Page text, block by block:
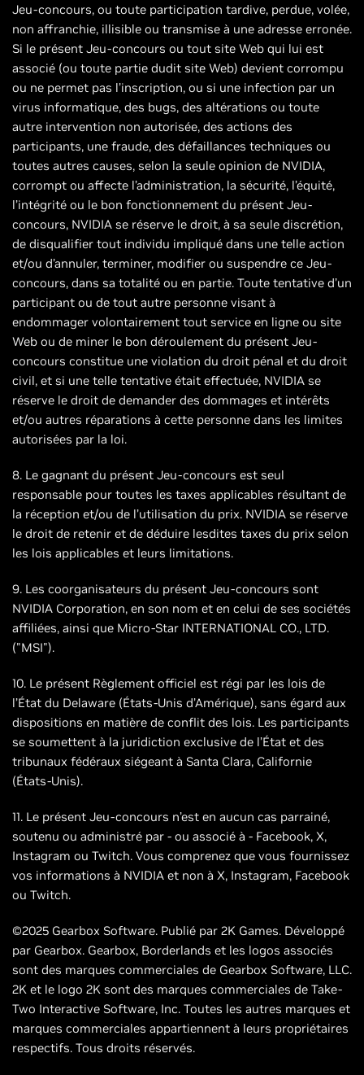
Jeu-concours, ou toute participation tardive, perdue, volée,
non affranchie, illisible ou transmise à une adresse erronée.
Si le présent Jeu-concours ou tout site Web qui lui est
associé (ou toute partie dudit site Web) devient corrompu
ou ne permet pas l’inscription, ou si une infection par un
virus informatique, des bugs, des altérations ou toute
autre intervention non autorisée, des actions des
participants, une fraude, des défaillances techniques ou
toutes autres causes, selon la seule opinion de NVIDIA,
corrompt ou affecte l’administration, la sécurité, l’équité,
l’intégrité ou le bon fonctionnement du présent Jeu-
concours, NVIDIA se réserve le droit, à sa seule discrétion,
de disqualifier tout individu impliqué dans une telle action
et/ou d’annuler, terminer, modifier ou suspendre ce Jeu-
concours, dans sa totalité ou en partie. Toute tentative d’un
participant ou de tout autre personne visant à
endommager volontairement tout service en ligne ou site
Web ou de miner le bon déroulement du présent Jeu-
concours constitue une violation du droit pénal et du droit
civil, et si une telle tentative était effectuée, NVIDIA se
réserve le droit de demander des dommages et intérêts
et/ou autres réparations à cette personne dans les limites
autorisées par la loi.
8. Le gagnant du présent Jeu-concours est seul
responsable pour toutes les taxes applicables résultant de
la réception et/ou de l’utilisation du prix. NVIDIA se réserve
le droit de retenir et de déduire lesdites taxes du prix selon
les lois applicables et leurs limitations.
9. Les coorganisateurs du présent Jeu-concours sont
NVIDIA Corporation, en son nom et en celui de ses sociétés
affiliées, ainsi que Micro-Star INTERNATIONAL CO., LTD.
("MSI").
10. Le présent Règlement officiel est régi par les lois de
l’État du Delaware (États-Unis d’Amérique), sans égard aux
dispositions en matière de conflit des lois. Les participants
se soumettent à la juridiction exclusive de l’État et des
tribunaux fédéraux siégeant à Santa Clara, Californie
(États-Unis).
11. Le présent Jeu-concours n’est en aucun cas parrainé,
soutenu ou administré par - ou associé à - Facebook, X,
Instagram ou Twitch. Vous comprenez que vous fournissez
vos informations à NVIDIA et non à X, Instagram, Facebook
ou Twitch.
©2025 Gearbox Software. Publié par 2K Games. Développé
par Gearbox. Gearbox, Borderlands et les logos associés
sont des marques commerciales de Gearbox Software, LLC.
2K et le logo 2K sont des marques commerciales de Take-
Two Interactive Software, Inc. Toutes les autres marques et
marques commerciales appartiennent à leurs propriétaires
respectifs. Tous droits réservés.